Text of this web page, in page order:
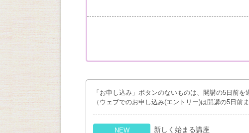
「お申し込み」ボタンのないものは、開講の5日前
（ウェブでのお申し込み(エントリー)は開講の5日前
NEW 新しく始まる講座